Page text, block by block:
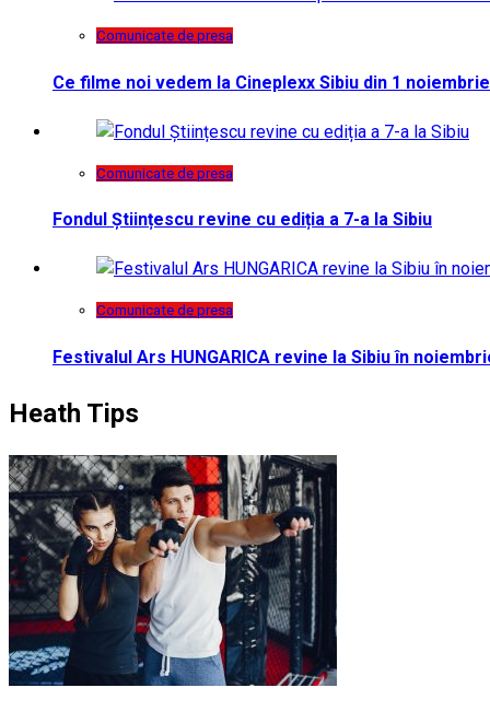
Comunicate de presa
Ce filme noi vedem la Cineplexx Sibiu din 1 noiembrie
Comunicate de presa
Fondul Științescu revine cu ediția a 7-a la Sibiu
Comunicate de presa
Festivalul Ars HUNGARICA revine la Sibiu în
Heath Tips